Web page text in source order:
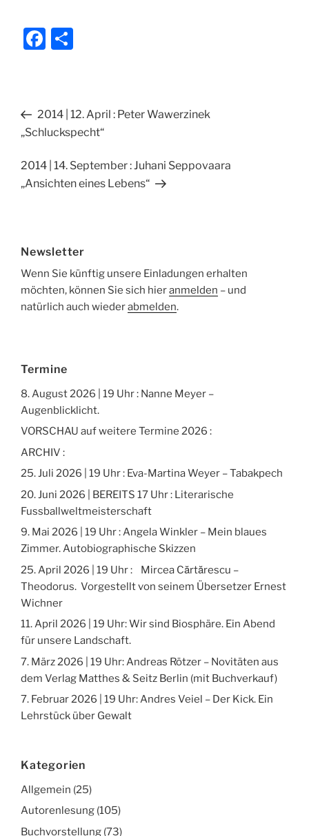
F
e
b
o
k
n
Beitragsnavigation
Vorheriger
Beitrag
2014 | 12. April : Peter Wawerzinek
„Schluckspecht“
Nächster
Beitrag
2014 | 14. September : Juhani Seppovaara
„Ansichten eines Lebens“
Newsletter
Wenn Sie künftig unsere Einladungen erhalten
möchten, können Sie sich hieranmelden – und
natürlich auch wiederabmelden.
Termine
8. August 2026 | 19 Uhr : Nanne Meyer –
Augenblicklicht.
VORSCHAU auf weitere Termine 2026 :
ARCHIV :
25. Juli 2026 | 19 Uhr : Eva-Martina Weyer – Tabakpech
20. Juni 2026 | BEREITS 17 Uhr : Literarische
Fussballweltmeisterschaft
9. Mai 2026 | 19 Uhr : Angela Winkler – Mein blaues
Zimmer. Autobiographische Skizzen
25. April 2026 | 19 Uhr : Mircea Cărtărescu –
Theodorus. Vorgestellt von seinem Übersetzer Ernest
Wichner
11. April 2026 | 19 Uhr: Wir sind Biosphäre. Ein Abend
für unsere Landschaft.
7. März 2026 | 19 Uhr: Andreas Rötzer – Novitäten aus
dem Verlag Matthes & Seitz Berlin (mit Buchverkauf)
7. Februar 2026 | 19 Uhr: Andres Veiel – Der Kick. Ein
Lehrstück über Gewalt
Kategorien
Allgemein (25)
Autorenlesung (105)
Buchvorstellung (73)